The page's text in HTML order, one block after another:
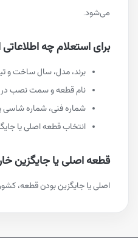
می‌شود.
برای استعلام چه
برند، مدل، سال ساخت و
نام قطعه و سمت نصب
شماره فنی، شماره
انتخاب قطعه اصلی یا
قطعه اصلی یا جایگزین
اصلی یا جایگزین بودن قطعه،